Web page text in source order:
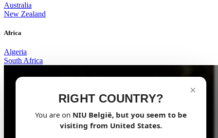
Australia
New Zealand
Africa
Algeria
South Africa
×
RIGHT COUNTRY?
You are on NIU België, but you seem to be
visiting from United States.